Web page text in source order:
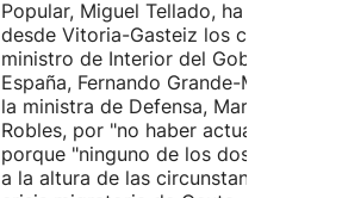
Popular, Miguel Tellado, ha exigido
desde Vitoria-Gasteiz los ceses del
ministro de Interior del Gobierno de
España, Fernando Grande-Marlaska, y
la ministra de Defensa, Margarita
Robles, por "no haber actuado" y
porque "ninguno de los dos ha
a la altura de las circunstancias" ante